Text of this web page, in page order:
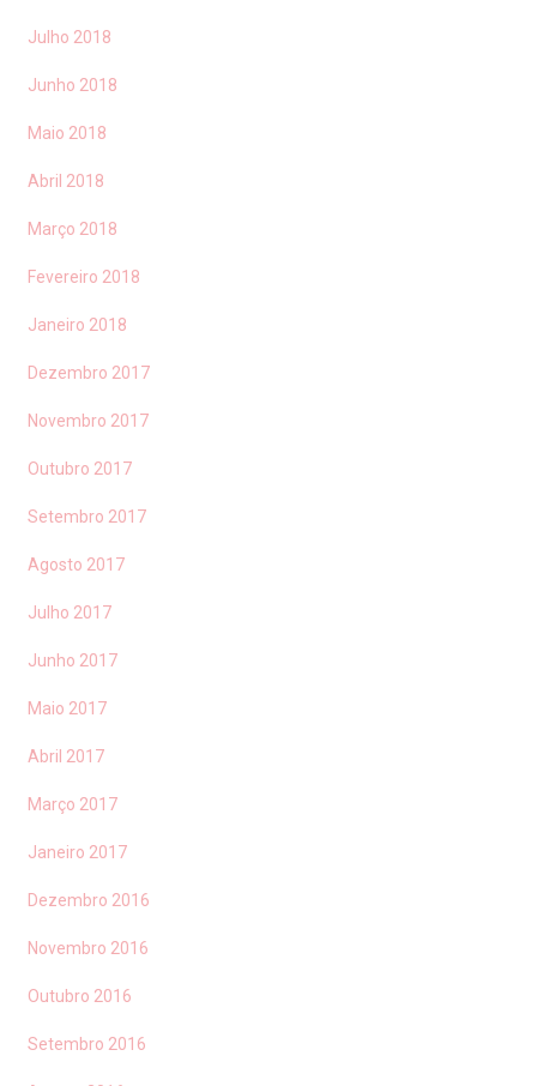
Julho 2018
Junho 2018
Maio 2018
Abril 2018
Março 2018
Fevereiro 2018
Janeiro 2018
Dezembro 2017
Novembro 2017
Outubro 2017
Setembro 2017
Agosto 2017
Julho 2017
Junho 2017
Maio 2017
Abril 2017
Março 2017
Janeiro 2017
Dezembro 2016
Novembro 2016
Outubro 2016
Setembro 2016